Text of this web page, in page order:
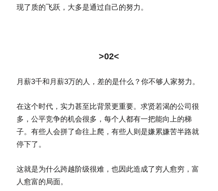
现了质的飞跃，大多是通过自己的努力。
>02<
月薪3千和月薪3万的人，差的是什么？你不够人家努力。
在这个时代，实力甚至比背景更重要。求贤若渴的公司很
多，公平竞争的机会很多，每个人都有一把能向上的梯
子。有些人会拼了命往上爬，有些人则是嫌累嫌苦半路就
停下了。
这就是为什么跨越阶级很难，也因此造成了穷人愈穷，富
人愈富的局面。